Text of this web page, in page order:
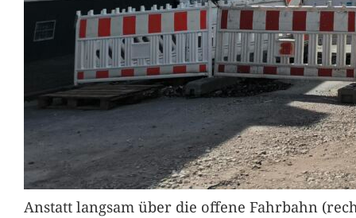
Anstatt langsam über die offene Fahrbahn